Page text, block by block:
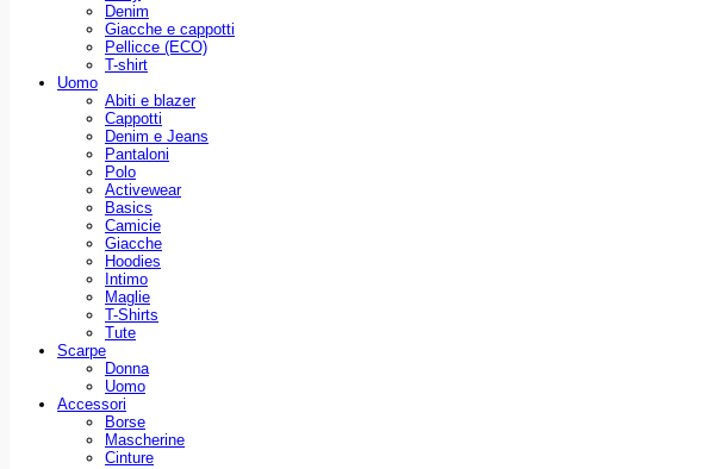
Denim
Giacche e cappotti
Pellicce (ECO)
T-shirt
Uomo
Abiti e blazer
Cappotti
Denim e Jeans
Pantaloni
Polo
Activewear
Basics
Camicie
Giacche
Hoodies
Intimo
Maglie
T-Shirts
Tute
Scarpe
Donna
Uomo
Accessori
Borse
Mascherine
Cinture